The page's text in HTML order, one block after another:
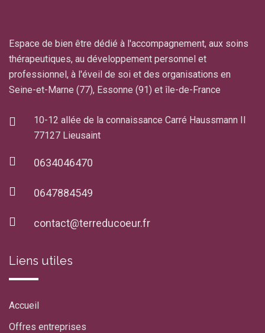
Espace de bien être dédié à l'accompagnement, aux soins
thérapeutiques, au développement personnel et
professionnel, à l'éveil de soi et des organisations en
Seine-et-Marne (77), Essonne (91) et île-de-France
10-12 allée de la connaissance Carré Haussmann II
77127 Lieusaint
0634046470
0647884549
contact@terreducoeur.fr
Liens utiles
Accueil
Offres entreprises